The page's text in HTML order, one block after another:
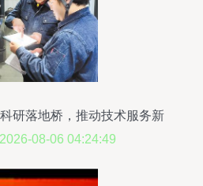
研落地桥，推动技术服务新
发展08-06 04:24:49